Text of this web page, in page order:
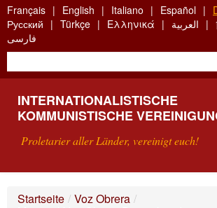
Skip
to
main
content
Français English Italiano Español
Русский
Türkçe Ελληνικά العربية
فارسی
INTERNATIONALISTISCHE
KOMMUNISTISCHE
Proletarier aller Länder, vereinigt euch!
Startseite / Voz Obrera /